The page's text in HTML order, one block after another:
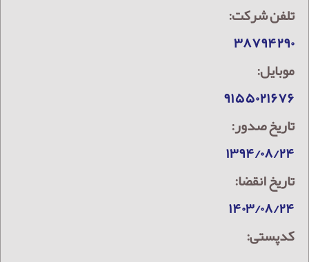
تلفن شرکت:
۳۸۷۹۴۲۹۰
موبایل:
۹۱۵۵۰۲۱۶۷۶
تاریخ صدور:
۱۳۹۴/۰۸/۲۴
تاریخ انقضا:
۱۴۰۳/۰۸/۲۴
کدپستی: